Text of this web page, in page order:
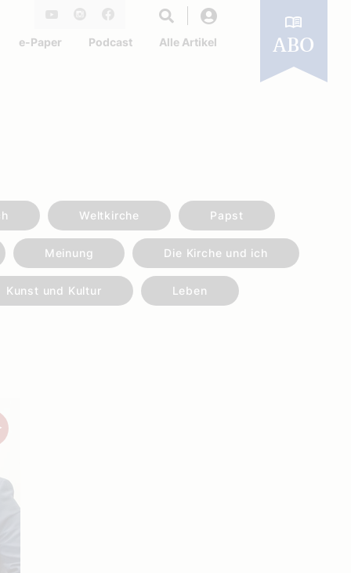
Facebook
e-Paper Podcast Alle Artikel ABO
Weltkirche Papst
Meinung Die Kirche und ich
Kunst und Kultur Leben